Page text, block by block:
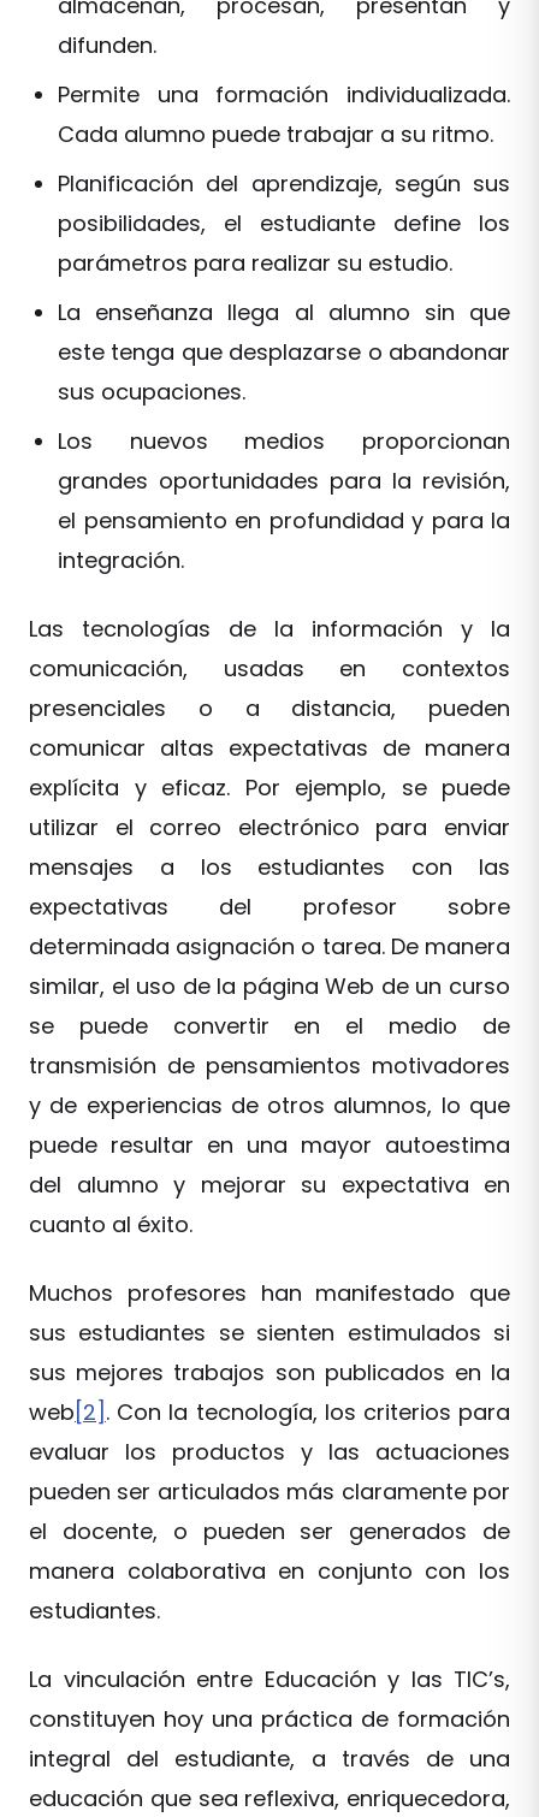
difunden.
Permite una formación individualizada.
Cada alumno puede trabajar a su ritmo.
Planificación del aprendizaje, según sus
posibilidades, el estudiante define los
parámetros para realizar su estudio.
La enseñanza llega al alumno sin que
este tenga que desplazarse o abandonar
sus ocupaciones.
Los nuevos medios proporcionan
grandes oportunidades para la revisión,
el pensamiento en profundidad y para la
integración.
Las tecnologías de la información y la
comunicación, usadas en contextos
presenciales o a distancia, pueden
comunicar altas expectativas de manera
explícita y eficaz. Por ejemplo, se puede
utilizar el correo electrónico para enviar
mensajes a los estudiantes con las
expectativas del profesor sobre
determinada asignación o tarea. De manera
similar, el uso de la página Web de un curso
se puede convertir en el medio de
transmisión de pensamientos motivadores
y de experiencias de otros alumnos, lo que
puede resultar en una mayor autoestima
del alumno y mejorar su expectativa en
cuanto al éxito.
Muchos profesores han manifestado que
sus estudiantes se sienten estimulados si
sus mejores trabajos son publicados en la
web [2] . Con la tecnología, los criterios para
evaluar los productos y las actuaciones
pueden ser articulados más claramente por
el docente, o pueden ser generados de
manera colaborativa en conjunto con los
estudiantes.
La vinculación entre Educación y las TIC’s,
constituyen hoy una práctica de formación
integral del estudiante, a través de una
educación que sea reflexiva, enriquecedora,